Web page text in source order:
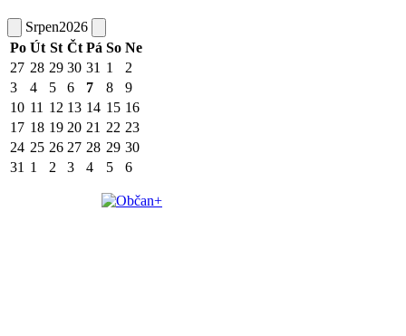
Srpen2026
Po Út St Čt Pá So Ne
27 28 29 30 31 1
2
3
4 5 6 7 8
9
10 11 12 13 14 15 16
17 18 19 20 21 22 23
24 25 26 27 28 29 30
31 1 2 3 4 5 6